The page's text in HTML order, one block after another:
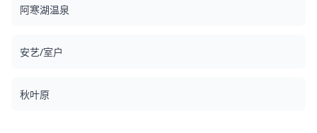
阿寒湖温泉
安艺/室户
秋叶原